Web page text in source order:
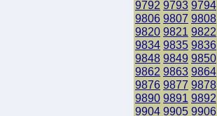
9792 9793 9794
9806 9807 9808
9820 9821 9822
9834 9835 9836
9848 9849 9850
9862 9863 9864
9876 9877 9878
9890 9891 9892
9904 9905 9906